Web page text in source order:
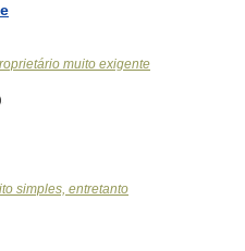
muito exigente
simples, entretanto